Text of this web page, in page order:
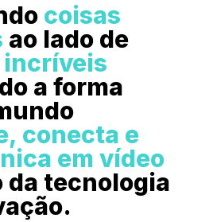
coisas
ao lado de
incríveis
a forma
conecta e
em vídeo
da tecnologia